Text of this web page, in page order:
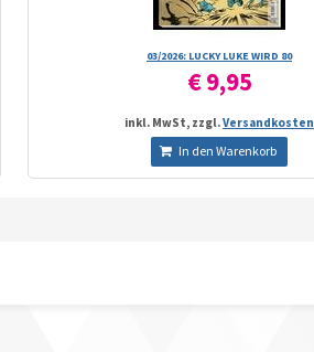
03/­2026: LUCKY LUKE WIRD 80
€ 9,95
inkl. MwSt, zzgl.Versandkosten
In den Warenkorb